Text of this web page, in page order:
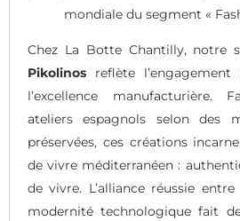
mondiale du segment «
Chez La Botte Chantilly, notre
Pikolinos reflète
l’excellence manufacturière.
ateliers espagnols selon des
préservées, ces créations
de vivre méditerranéen :
de vivre. L’alliance réussie
modernité technologique fait